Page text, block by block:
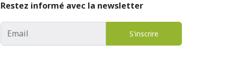
Restez informé avec la newsletter
Adresse email
S'inscrire